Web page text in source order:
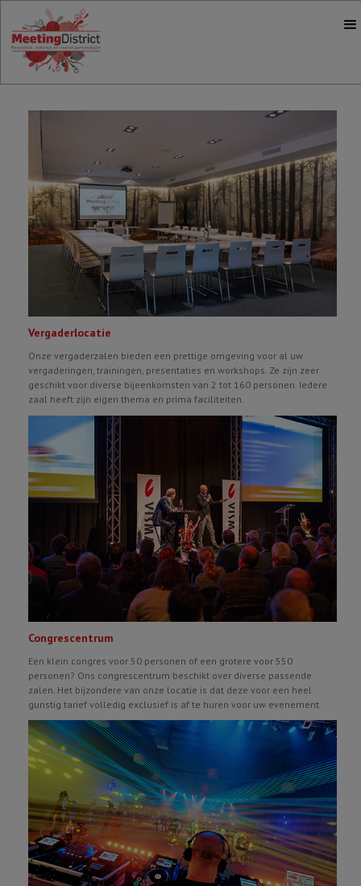
Vergaderlocatie
Onze vergaderzalen bieden een prettige omgeving voor al uw
vergaderingen, trainingen, presentaties en workshops. Ze zijn zeer
geschikt voor diverse bijeenkomsten van 2 tot 160 personen. Iedere
zaal heeft zijn eigen thema en prima faciliteiten.
Congrescentrum
Een klein congres voor 50 personen of een grotere voor 550
personen? Ons congrescentrum beschikt over diverse passende
zalen. Het bijzondere van onze locatie is dat deze voor een heel
gunstig tarief volledig exclusief is af te huren voor uw evenement.